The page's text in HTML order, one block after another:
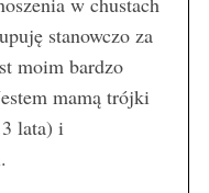
stanowczo za
moim bardzo
mamą trójki
lata) i